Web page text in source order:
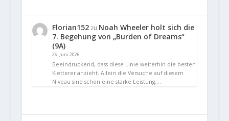
Florian152zu Noah Wheeler holt sich die
7. Begehung von „Burden of Dreams“
(9A)
26. Juni 2026
Beeindruckend, dass diese Linie weiterhin die besten
Kletterer anzieht. Allein die Versuche auf diesem
Niveau sind schon eine starke Leistung.…